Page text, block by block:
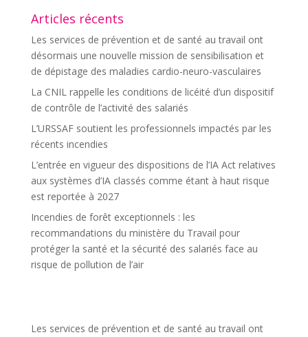
Articles récents
Les services de prévention et de santé au travail ont
désormais une nouvelle mission de sensibilisation et
de dépistage des maladies cardio-neuro-vasculaires
La CNIL rappelle les conditions de licéité d’un dispositif
de contrôle de l’activité des salariés
L’URSSAF soutient les professionnels impactés par les
récents incendies
L’entrée en vigueur des dispositions de l’IA Act relatives
aux systèmes d’IA classés comme étant à haut risque
est reportée à 2027
Incendies de forêt exceptionnels : les
recommandations du ministère du Travail pour
protéger la santé et la sécurité des salariés face au
risque de pollution de l’air
Les services de prévention et de santé au travail ont